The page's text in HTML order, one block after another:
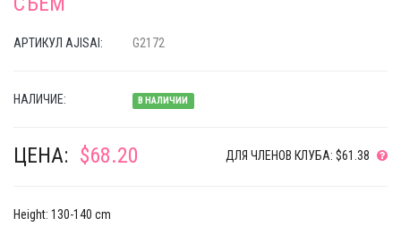
АРТИКУЛ AJISAI: G2172
НАЛИЧИЕ: В НАЛИЧИИ
ЦЕНА: $68.20 ДЛЯ ЧЛЕНОВ КЛУБА: $61.38
Height: 130-140 cm